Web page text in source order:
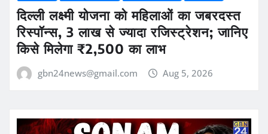
दिल्ली लक्ष्मी योजना को महिलाओं का जबरदस्त
रिस्पॉन्स, 3 लाख से ज्यादा रजिस्ट्रेशन; जानिए
किसे मिलेगा ₹2,500 का लाभ
gbn24news@gmail.com Aug 5, 2026